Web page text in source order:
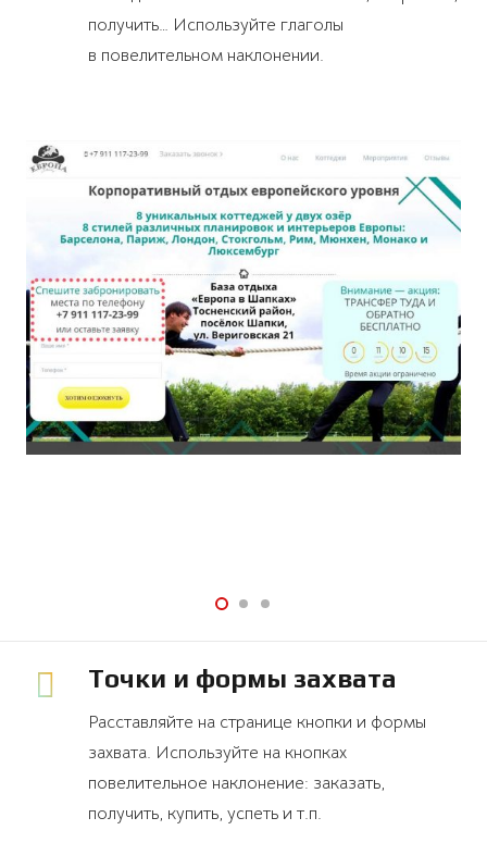
получить… Используйте глаголы
в повелительном наклонении.
Точки и формы захвата
Расставляйте на странице кнопки и формы
захвата. Используйте на кнопках
повелительное наклонение: заказать,
получить, купить, успеть и т.п.